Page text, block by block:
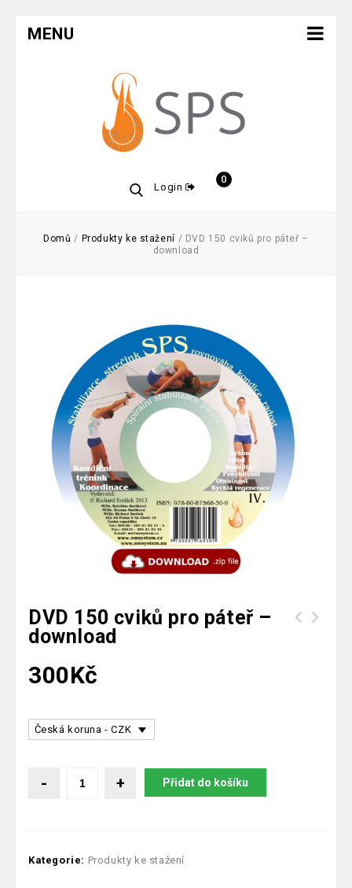
MENU
Login
0
Domů / Produkty ke stažení / DVD 150 cviků pro páteř –
download
DVD 150 cviků pro páteř –
download
300Kč
Česká koruna - CZK
Přidat do košíku
Kategorie: Produkty ke stažení